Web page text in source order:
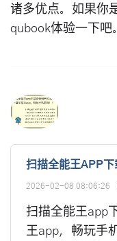
诸多优点。如果你
qubook体验一下吧
扫描全能王APP
2026-02-08 08:06:26
扫描全能王app
王app，畅玩手